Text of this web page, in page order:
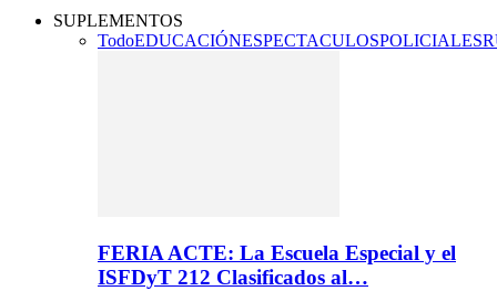
SUPLEMENTOS
TodoEDUCACIÓNESPECTACULOSPOLICIALES
FERIA ACTE: La Escuela Especial y el
ISFDyT 212 Clasificados al…